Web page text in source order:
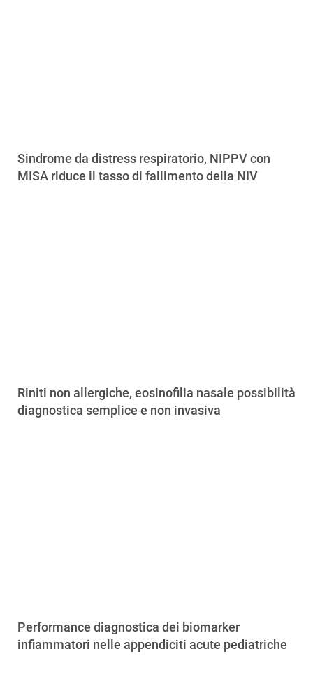
Sindrome da distress respiratorio, NIPPV con
MISA riduce il tasso di fallimento della NIV
Riniti non allergiche, eosinofilia nasale possibilità
diagnostica semplice e non invasiva
Performance diagnostica dei biomarker
infiammatori nelle appendiciti acute pediatriche